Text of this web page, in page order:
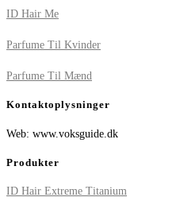
ID Hair Me
Parfume Til Kvinder
Parfume Til Mænd
Kontaktoplysninger
Web: www.voksguide.dk
Produkter
ID Hair Extreme Titanium